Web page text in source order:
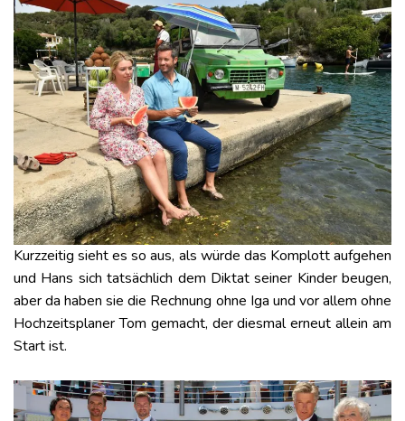
Kurzzeitig sieht es so aus, als würde das Komplott aufgehen
und Hans sich tatsächlich dem Diktat seiner Kinder beugen,
aber da haben sie die Rechnung ohne Iga und vor allem ohne
Hochzeitsplaner Tom gemacht, der diesmal erneut allein am
Start ist.